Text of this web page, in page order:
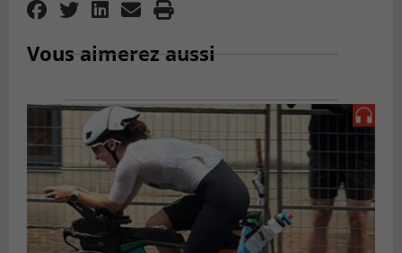
Vous aimerez aussi